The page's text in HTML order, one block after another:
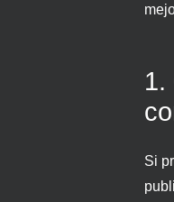
1.
Si